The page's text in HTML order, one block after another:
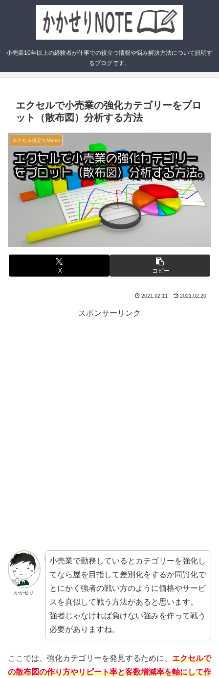
小売業10年以上の経験者が仕事での役立つ情報や悩み解決方法について説明す
るブログです。
エクセルで小売業の強化カテゴリーをプロ
ット（散布図）分析する方法
エクセル役立ちMemo
X コピー
2021.02.11 2021.02.20
スポンサーリンク
かかせり
小売業で勤務しているとカテゴリーを強化し
てなら屋を目指して差別化をするか同質化で
とにかく強者の戦い方のように価格やサービ
スを真似して戦う方法があると思います。
強者じゃなければ負けない強みを作って戦う
必要がありますね。
ここでは、強化カテゴリーを発見するために、 エクセルで
の散布図の作り方やリピート率と客数増減率を軸にして作